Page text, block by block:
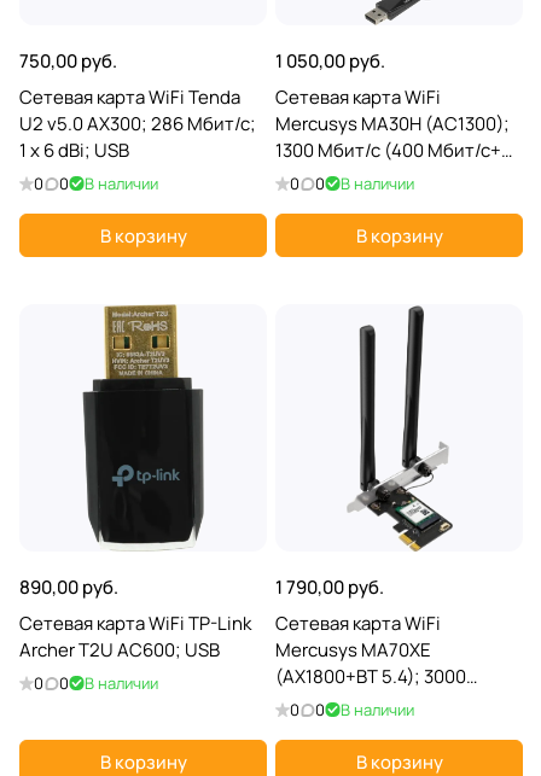
750,00 руб.
Сетевая карта WiFi Tenda
U2 v5.0 AX300; 286 Мбит/с;
1 x 6 dBi; USB
0 0 В наличии
В корзину
1 050,00 руб.
Сетевая карта WiFi
Mercusys MA30H (AC1300);
1300 Мбит/с (400 Мбит/с+
867 Мбит/с); 1 x 5 dBi; USB
0 0 В наличии
В корзину
890,00 руб.
Сетевая карта WiFi TP-Link
Archer T2U AC600; USB
0 0 В наличии
В корзину
1 790,00 руб.
Сетевая карта WiFi
Mercusys MA70XE
(AX1800+BT 5.4); 3000
Мбит/с (574 Мбит/с+ 1201
0 0 В наличии
В корзину